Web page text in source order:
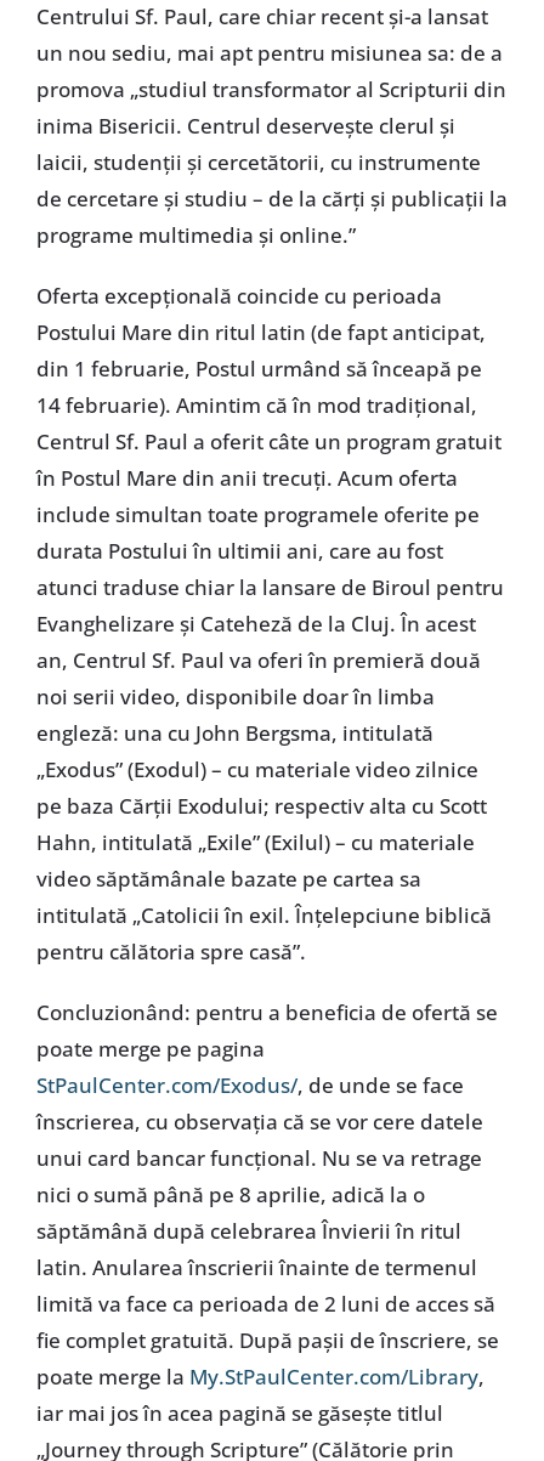
Centrului Sf. Paul, care chiar recent și-a lansat
un nou sediu, mai apt pentru misiunea sa: de a
promova „studiul transformator al Scripturii din
inima Bisericii. Centrul deservește clerul și
laicii, studenții și cercetătorii, cu instrumente
de cercetare și studiu – de la cărți și publicații la
programe multimedia și online.”
Oferta excepțională coincide cu perioada
Postului Mare din ritul latin (de fapt anticipat,
din 1 februarie, Postul urmând să înceapă pe
14 februarie). Amintim că în mod tradițional,
Centrul Sf. Paul a oferit câte un program gratuit
în Postul Mare din anii trecuți. Acum oferta
include simultan toate programele oferite pe
durata Postului în ultimii ani, care au fost
atunci traduse chiar la lansare de Biroul pentru
Evanghelizare și Cateheză de la Cluj. În acest
an, Centrul Sf. Paul va oferi în premieră două
noi serii video, disponibile doar în limba
engleză: una cu John Bergsma, intitulată
„Exodus” (Exodul) – cu materiale video zilnice
pe baza Cărții Exodului; respectiv alta cu Scott
Hahn, intitulată „Exile” (Exilul) – cu materiale
video săptămânale bazate pe cartea sa
intitulată „Catolicii în exil. Înțelepciune biblică
pentru călătoria spre casă”.
Concluzionând: pentru a beneficia de ofertă se
poate merge pe pagina
StPaulCenter.com/Exodus/, de unde se face
înscrierea, cu observația că se vor cere datele
unui card bancar funcțional. Nu se va retrage
nici o sumă până pe 8 aprilie, adică la o
săptămână după celebrarea Învierii în ritul
latin. Anularea înscrierii înainte de termenul
limită va face ca perioada de 2 luni de acces să
fie complet gratuită. După pașii de înscriere, se
poate merge la My.StPaulCenter.com/Library,
iar mai jos în acea pagină se găsește titlul
„Journey through Scripture” (Călătorie prin